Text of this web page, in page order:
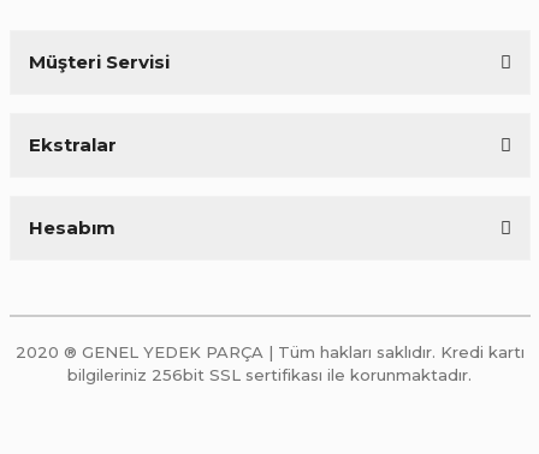
Müşteri Servisi
Ekstralar
Hesabım
2020 ® GENEL YEDEK PARÇA | Tüm hakları saklıdır. Kredi kartı
bilgileriniz 256bit SSL sertifikası ile korunmaktadır.